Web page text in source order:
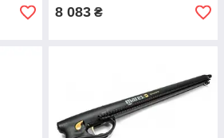
8 083 ₴